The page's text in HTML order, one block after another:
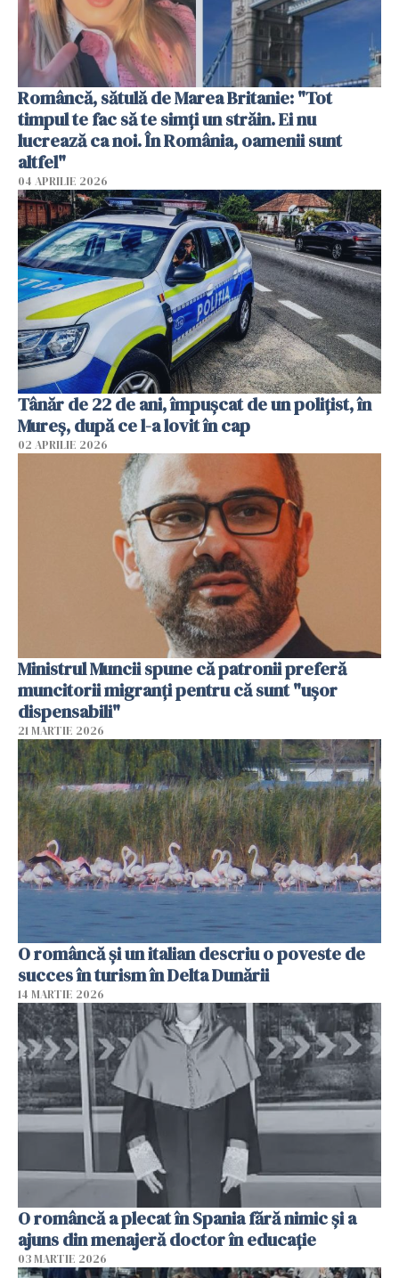
Româncă, sătulă de Marea Britanie: "Tot
timpul te fac să te simți un străin. Ei nu
lucrează ca noi. În România, oamenii sunt
altfel"
04 APRILIE 2026
Tânăr de 22 de ani, împușcat de un polițist, în
Mureș, după ce l-a lovit în cap
02 APRILIE 2026
Ministrul Muncii spune că patronii preferă
muncitorii migranți pentru că sunt "uşor
dispensabili"
21 MARTIE 2026
O româncă și un italian descriu o poveste de
succes în turism în Delta Dunării
14 MARTIE 2026
O româncă a plecat în Spania fără nimic și a
ajuns din menajeră doctor în educație
03 MARTIE 2026